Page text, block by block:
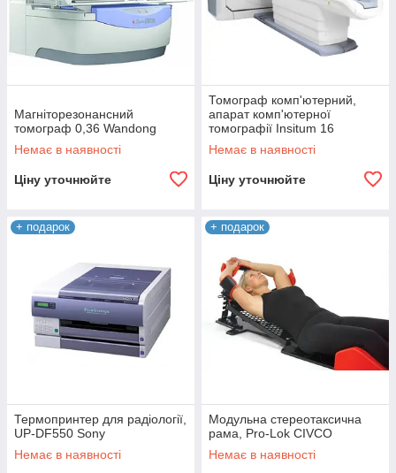
Магніторезонансний
томограф 0,36 Wandong
Немає в наявності
Ціну уточнюйте
Томограф комп'ютерний,
апарат комп'ютерної
томографії Insitum 16
SinoVision
Немає в наявності
Ціну уточнюйте
+ подарок
Термопринтер для радіології,
UP-DF550 Sony
Немає в наявності
+ подарок
Модульна стереотаксична
рама, Pro-Lok CIVCO
Немає в наявності